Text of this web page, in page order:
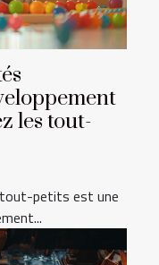
les tout-
tout-petits est une